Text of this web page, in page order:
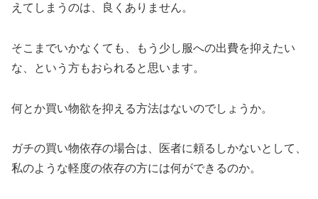
えてしまうのは、良くありません。
そこまでいかなくても、もう少し服への出費を抑えたい
な、という方もおられると思います。
何とか買い物欲を抑える方法はないのでしょうか。
ガチの買い物依存の場合は、医者に頼るしかないとして、
私のような軽度の依存の方には何ができるのか。